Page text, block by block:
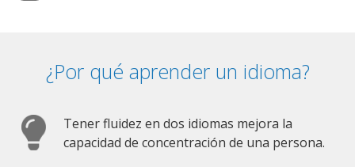
¿Por qué aprender un idioma?
Tener fluidez en dos idiomas mejora la
capacidad de concentración de una persona.